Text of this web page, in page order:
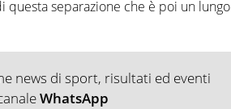
separazione che è poi un lungo
news di sport, risultati ed eventi
WhatsApp